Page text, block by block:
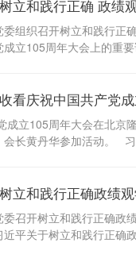
立和践行正确 政绩
组织召开树立和践行正
立105周年大会上的重
意义和长远指导意义。
话精神和习近平党建
看庆祝中国共产党
成立105周年大会在北京
长黄丹华参加活动。
国，助力推进中国式现
立和践行正确政绩
召开树立和践行正确政
平关于树立和践行正确